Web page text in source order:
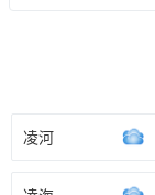
凌河